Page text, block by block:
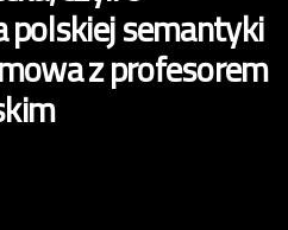
polskiej semantyki
z profesorem